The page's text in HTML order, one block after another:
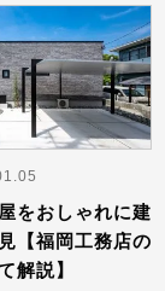
をおしゃれに建
【福岡工務店の
解説】